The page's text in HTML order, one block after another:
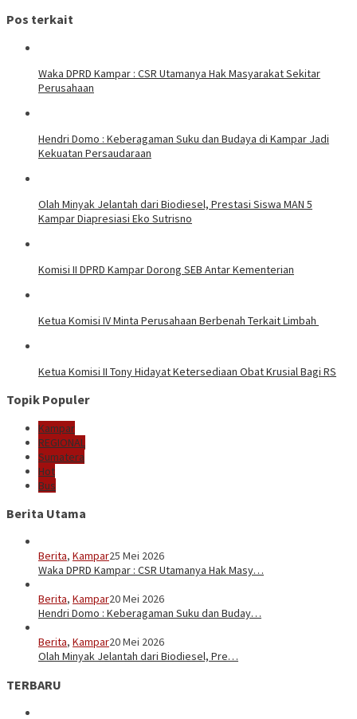
Pos terkait
Waka DPRD Kampar : CSR Utamanya Hak Masyarakat Sekitar
Perusahaan
Hendri Domo : Keberagaman Suku dan Budaya di Kampar Jadi
Kekuatan Persaudaraan
Olah Minyak Jelantah dari Biodiesel, Prestasi Siswa MAN 5
Kampar Diapresiasi Eko Sutrisno
Komisi II DPRD Kampar Dorong SEB Antar Kementerian
Ketua Komisi IV Minta Perusahaan Berbenah Terkait Limbah
Ketua Komisi II Tony Hidayat Ketersediaan Obat Krusial Bagi RS
Topik Populer
Kampar
REGIONAL
Sumatera
Hot
Bus
Berita Utama
Berita, Kampar25 Mei 2026
Waka DPRD Kampar : CSR Utamanya Hak Masy…
Berita, Kampar20 Mei 2026
Hendri Domo : Keberagaman Suku dan Buday…
Berita, Kampar20 Mei 2026
Olah Minyak Jelantah dari Biodiesel, Pre…
TERBARU